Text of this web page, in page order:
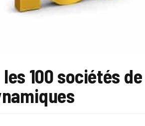
100 sociétés